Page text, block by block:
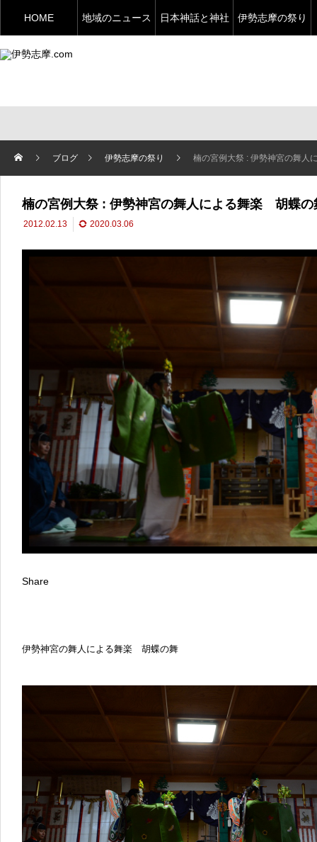
HOME 地域のニュース 日本神話と神社 伊勢志摩の祭り
ブログ 伊勢志摩の祭り 楠の宮例大祭 : 伊勢神宮の舞
楠の宮例大祭 : 伊勢神宮の舞人による舞楽 胡蝶の
2012.02.13 2020.03.06
Share
伊勢神宮の舞人による舞楽 胡蝶の舞